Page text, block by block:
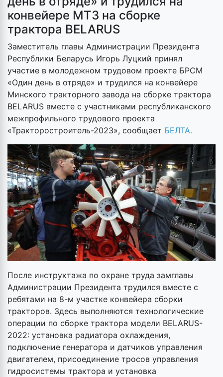
конвейере МТЗ на сборке
трактора BELARUS
Заместитель главы Администрации Президента
Республики Беларусь Игорь Луцкий принял
участие в молодежном трудовом проекте БРСМ
«Один день в отряде» и трудился на конвейере
Минского тракторного завода на сборке трактора
BELARUS вместе с участниками республиканского
межпрофильного трудового проекта
«Тракторостроитель-2023», сообщает БЕЛТА.
После инструктажа по охране труда замглавы
Администрации Президента трудился вместе с
ребятами на 8-м участке конвейера сборки
тракторов. Здесь выполняются технологические
операции по сборке трактора модели BELARUS-
2022: установка радиатора охлаждения,
подключение генератора и датчиков управления
двигателем, присоединение тросов управления
гидросистемы трактора и установка